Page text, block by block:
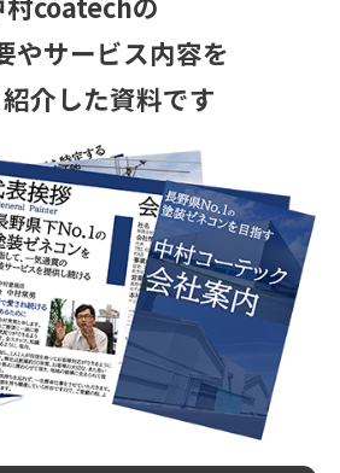
やサービス内容を
介した資料です